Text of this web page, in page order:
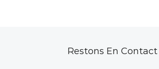
Restons En Contact